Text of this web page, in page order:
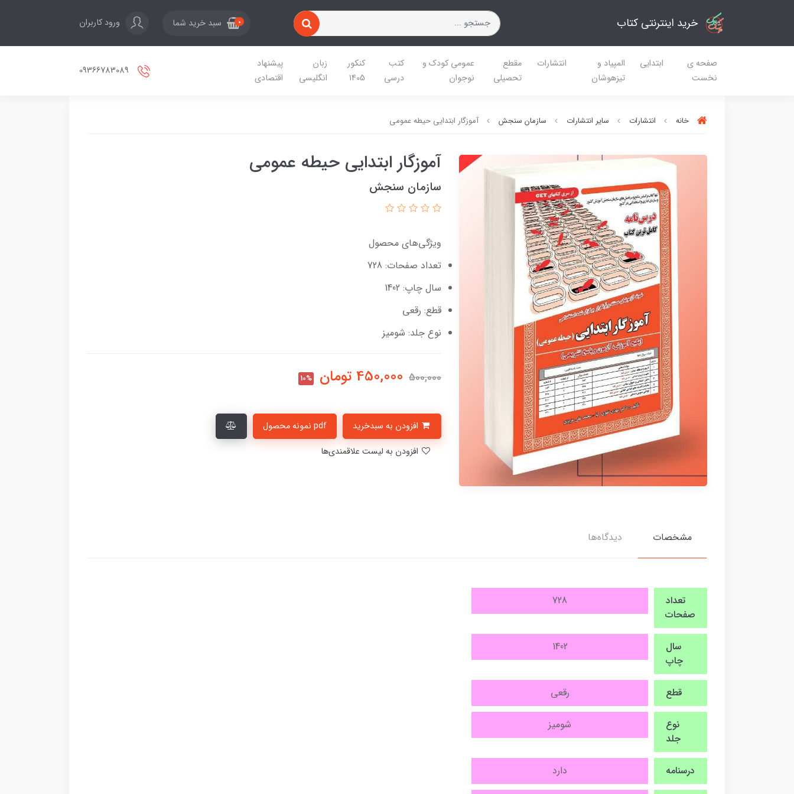
خرید اینترنتی کتاب 0 سبد خرید شما ورود کاربران
صفحه ی
نخست
ابتدایی
المپیاد و
تیزهوشان
انتشارات
مقطع
تحصیلی
عمومی کودک و
نوجوان
کتب
درسی
کنکور
1405
زبان
انگلیسی
پیشنهاد
اقتصادی
خانه انتشارات سایر انتشارات سازمان سنجش آموزگار ابتدایی حیطه عمومی
آموزگار ابتدایی حیطه عمومی
سازمان سنجش
ویژگی‌های محصول
تعداد صفحات: 728
سال چاپ: 1402
قطع: رقعی
نوع جلد: شومیز
500,000
450,000 تومان 10%
pdf نمونه محصول
مشخصات دیدگاه‌ها
تعداد
صفحات
728
سال
چاپ
1402
قطع رقعی
نوع
جلد
شومیز
درسنامه دارد